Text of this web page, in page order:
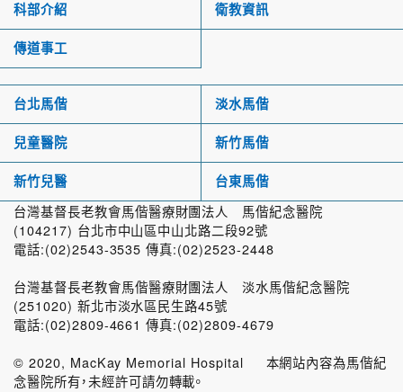
科部介紹 衛教資訊
傳道事工
台北馬偕 淡水馬偕
兒童醫院 新竹馬偕
新竹兒醫 台東馬偕
台灣基督長老教會馬偕醫療財團法人 馬偕紀念醫院
(104217) 台北市中山區中山北路二段92號
電話:(02)2543-3535 傳真:(02)2523-2448
台灣基督長老教會馬偕醫療財團法人 淡水馬偕紀念醫院
(251020) 新北市淡水區民生路45號
電話:(02)2809-4661 傳真:(02)2809-4679
© 2020, MacKay Memorial Hospital 本網站內容為馬偕紀
念醫院所有，未經許可請勿轉載。